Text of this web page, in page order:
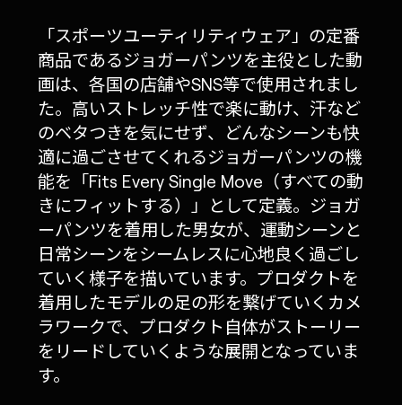
「スポーツユーティリティウェア」の定番
商品であるジョガーパンツを主役とした動
画は、各国の店舗やSNS等で使用されまし
た。高いストレッチ性で楽に動け、汗など
のベタつきを気にせず、どんなシーンも快
適に過ごさせてくれるジョガーパンツの機
能を「Fits Every Single Move（すべての動
きにフィットする）」として定義。ジョガ
ーパンツを着用した男女が、運動シーンと
日常シーンをシームレスに心地良く過ごし
ていく様子を描いています。プロダクトを
着用したモデルの足の形を繋げていくカメ
ラワークで、プロダクト自体がストーリー
をリードしていくような展開となっていま
す。